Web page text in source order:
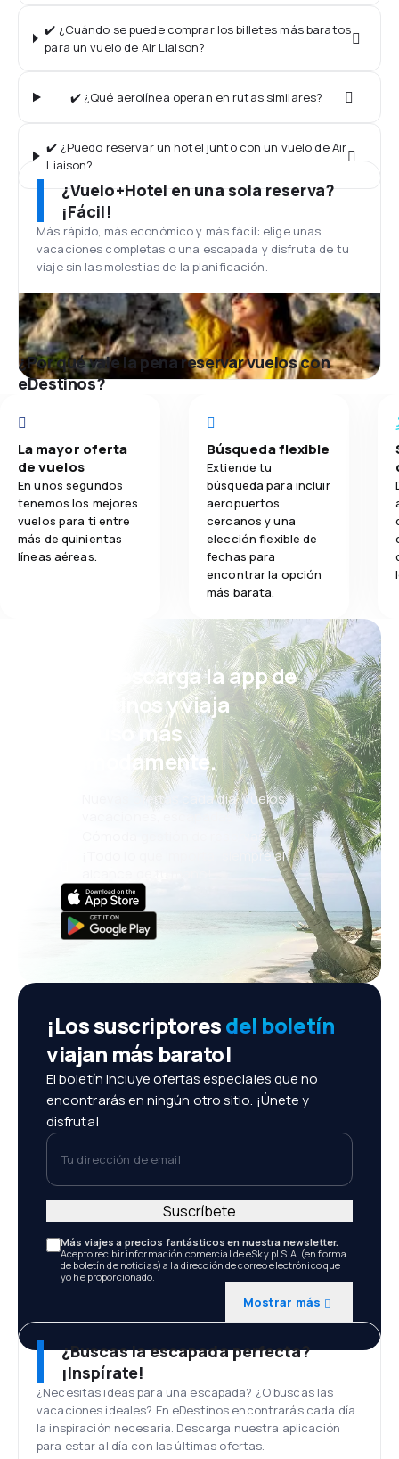
✔️ ¿Cuándo se puede comprar los billetes más baratos
para un vuelo de Air Liaison?
✔️ ¿Qué aerolínea operan en rutas similares?
✔️ ¿Puedo reservar un hotel junto con un vuelo de Air
Liaison?
¿Vuelo+Hotel en una sola reserva?
¡Fácil!
Más rápido, más económico y más fácil: elige unas
vacaciones completas o una escapada y disfruta de tu
viaje sin las molestias de la planificación.
¿Por qué vale la pena reservar vuelos con
eDestinos?
La mayor oferta
de vuelos
En unos segundos
tenemos los mejores
vuelos para ti entre
más de quinientas
líneas aéreas.
Búsqueda flexible
Extiende tu
búsqueda para incluir
aeropuertos
cercanos y una
elección flexible de
fechas para
encontrar la opción
más barata.
¡Eh! Descarga la app de
eDestinos y viaja
incluso más
cómodamente.
Nuevas ofertas cada día: vuelos,
vacaciones, escapadas
Cómoda gestión de reservas
¡Todo lo que importa, siempre al
¡Los suscriptoresdel boletín
viajan más barato!
El boletín incluye ofertas especiales que no
encontrarás en ningún otro sitio. ¡Únete y
disfruta!
Tu dirección de email
Más viajes a precios fantásticos en nuestra newsletter.
Acepto recibir información comercial de eSky.pl S.A. (en forma
de boletín de noticias) a la dirección de correo electrónico que
yo he proporcionado.
Mostrar más
Suscríbete
¿Buscas la escapada perfecta?
¡Inspírate!
¿Necesitas ideas para una escapada? ¿O buscas las
vacaciones ideales? En eDestinos encontrarás cada día
la inspiración necesaria. Descarga nuestra aplicación
para estar al día con las últimas ofertas.